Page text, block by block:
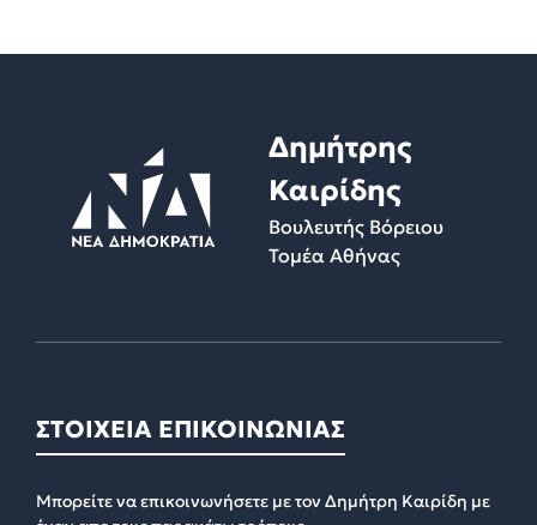
Δημήτρης
Καιρίδης
Βουλευτής Βόρειου
Τομέα Αθήνας
ΣΤΟΙΧΕΙΑ ΕΠΙΚΟΙΝΩΝΙΑΣ
Μπορείτε να επικοινωνήσετε με τον Δημήτρη Καιρίδη με